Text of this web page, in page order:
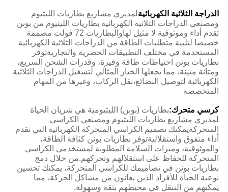
الدراجة الثلاثية الكهربائيةلمديري مشاريع بطاريات الليثيوم
ومصنعي الدراجات الثلاثية الكهربائية بطاريات الليثيوم من بونن
تقدم أداء وموثوقية لا مثيل لهاوالبطاريات 72 فولت مصممة
خصيصا لتلبية متطلبات الطاقة من الدراجات الثلاثية الكهربائية
المستخدمة في مختلف التطبيقات الحضرية والتجاريةتوفر
بطاريات بونن احتياطات طاقة وفيرة، وقدرات الشحن السريع،
ومتانة متينة، مما يجعلها الخيار المثالي لتشغيل الدراجات الثلاثية
الكهربائية لتوصيل البضائع،نقل الركاب، وغيرها من المهام
المتخصصة
كرسي متحرك:بطاريات (بونن) الليثيومية هي شريان الحياة
لمديري مشاريع بطاريات الليثيوم ومصنعي الكراسي
المتحركةيمكنك تصميم الكراسي المتحركة الكهربائية التي تقدم
أداء متفوق واستقلاليةتوفر بطاريات بونن كثافة الطاقة،
والموثوقية، وميزات السلامة المطلوبة لمستخدمي الكراسي
المتحركة للحفاظ على استقلالهم وتحركهم.من خلال دمج
بطاريات بونن في تصاميمك للكراسي المتحركة، يمكنك تحسين
نوعية الحياة للأفراد الذين يعانون من مشاكل الحركة، مما
يمكنهم من التنقل في محيطهم بثقة وسهولة.